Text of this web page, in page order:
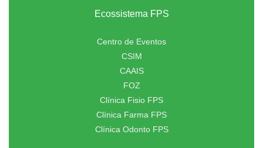
Ecossistema FPS
Centro de Eventos
CSIM
CAAIS
FOZ
Clínica Fisio FPS
Clínica Farma FPS
Clínica Odonto FPS